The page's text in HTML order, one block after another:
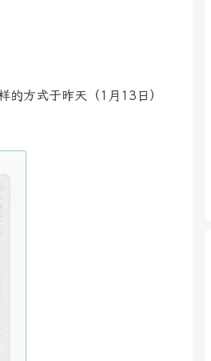
的方式于昨天（1月13日）